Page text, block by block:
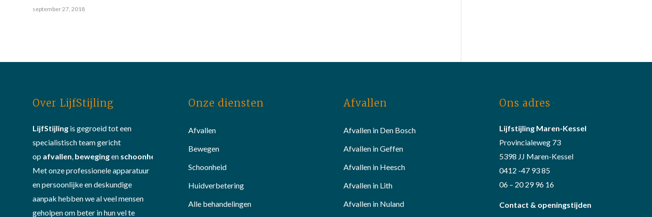
september 27, 2018
Over LijfStijling
LijfStijling is gegroeid tot een
specialistisch team gericht
op afvallen bewegingen schoonheid
Met onze professionele apparatuur
en persoonlijke en deskundige
aanpak hebben we al veel mensen
geholpen om beter in hun vel te
Onze diensten
Afvallen
Bewegen
Schoonheid
Huidverbetering
Alle behandelingen
Afvallen
Afvallen in Den Bosch
Afvallen in Geffen
Afvallen in Heesch
Afvallen in Lith
Afvallen in Nuland
Ons adres
Lijfstijling Maren-Kessel
Provincialeweg 73
5398 JJ Maren-Kessel
0412 -47 93 85
06 – 20 29 96 16
Contact & openingstijden